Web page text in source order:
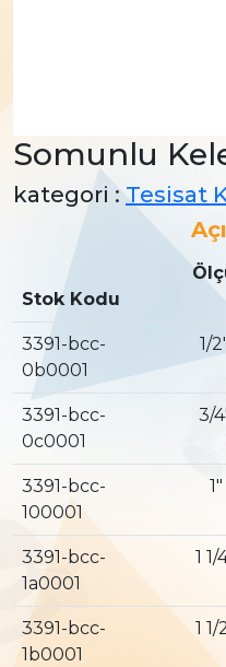
Somunlu
kategori : Tesisat
Stok Kodu
3391-bcc-
0b0001
1/
3391-bcc-
0c0001
3/
3391-bcc-
100001
3391-bcc-
1a0001
1
3391-bcc-
1b0001
1